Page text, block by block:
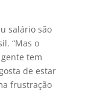
salário são
“Mas o
tem
de estar
frustração